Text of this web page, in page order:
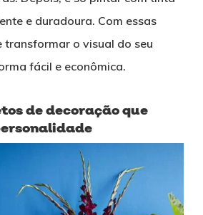
e duradoura. Com essas
transformar o visual do seu
fácil e econômica.
de decoração que